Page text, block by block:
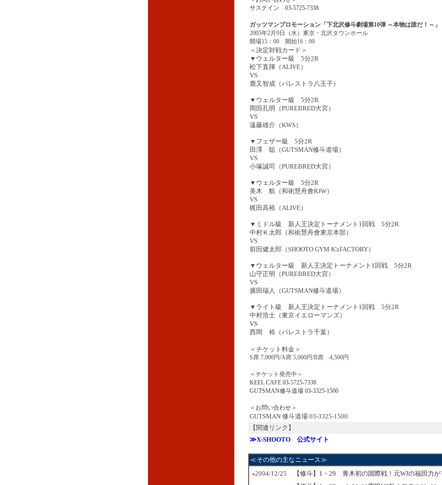
サステイン 03-5725-7338
ガッツマンプロモーション「下北沢修斗劇場第10弾 ～本物は誰だ！～」
2005年2月9日（水）東京・北沢タウンホール
開場15：00 開始16：00
＜決定対戦カード＞
▼ウェルター級 5分2R
松下直揮（ALIVE）
VS
鹿又智成（パレストラ八王子）
▼ウェルター級 5分2R
岡田孔明（PUREBRED大宮）
VS
遠藤雄介（KWS）
▼フェザー級 5分2R
田澤 聡（GUTSMAN修斗道場）
VS
小塚誠司（PUREBRED大宮）
▼ウェルター級 5分2R
美木 航（和術慧舟會RJW）
VS
梶田高裕（ALIVE）
▼ミドル級 新人王決定トーナメント1回戦 5分2R
中村Ｋ太郎（和術慧舟會東京本部）
VS
前田健太郎（SHOOTO GYM K'zFACTORY）
▼ウェルター級 新人王決定トーナメント1回戦 5分2R
山守正明（PUREBRED大宮）
VS
廣田瑞人（GUTSMAN修斗道場）
▼ライト級 新人王決定トーナメント1回戦 5分2R
中村浩士（東京イエローマンズ）
VS
西岡 裕（パレストラ千葉）
＜チケット料金＞
S席 7,000円/A席 5,000円/B席 4,500円
＜チケット発売中＞
KEEL CAFE 03-5725-7338
GUTSMAN修斗道場 03-3325-1500
＜お問い合わせ＞
GUTSMAN 修斗道場 03-3325-1500
【関連リンク】
≫X-SHOOTO 公式サイト
≪その他の主なニュース≫
■2004/12/25
【修斗】1・29 青木初の国際戦！元WJの福田力